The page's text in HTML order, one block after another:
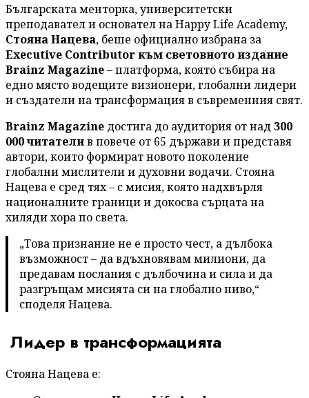
Българската менторка, университетски
преподавател и основател на Happy Life Academy,
Стояна Нацева, беше официално избрана за
Executive Contributor към световното издание
Brainz Magazine– платформа, която събира на
едно място водещите визионери, глобални лидери
и създатели на трансформация в съвременния свят.
Brainz Magazine достига до аудитория от над 300
000 читателив повече от 65 държави и представя
автори, които формират новото поколение
глобални мислители и духовни водачи. Стояна
Нацева е сред тях – с мисия, която надхвърля
националните граници и докосва сърцата на
хиляди хора по света.
„Това признание не е просто чест, а дълбока
възможност – да вдъхновявам милиони, да
предавам послания с дълбочина и сила и да
разгръщам мисията си на глобално ниво,“
споделя Нацева.
Лидер в трансформацията
Стояна Нацева е: